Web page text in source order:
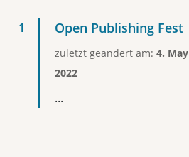
Open Publishing Fest
zuletzt geändert am: 4. May
2022
...